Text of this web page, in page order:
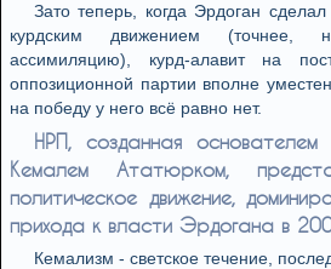
Зато теперь, когда Эрдоган
курдским движением (точнее,
ассимиляцию), курд-алавит на
оппозиционной партии вполне
на победу у него всё равно нет.
НРП, созданная основателем
Кемалем Ататюрком,
политическое движение,
прихода к власти Эрдогана в
Кемализм - светское течение,